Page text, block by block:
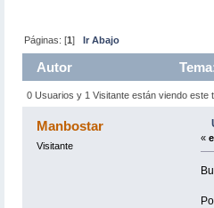
Páginas: [1]Ir Abajo
Autor
0 Usuarios y 1 Visitante están viendo este
Manbostar
Visitante
«